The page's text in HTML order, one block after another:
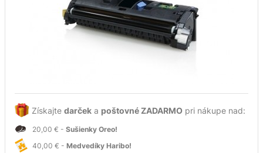
Získajte darček a poštovné ZADARMO pri nákupe nad:
20,00 € - Sušienky Oreo!
40,00 € - Medvedíky Haribo!